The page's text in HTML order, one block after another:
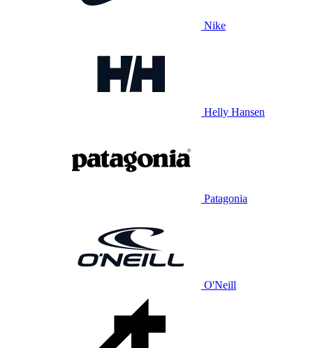
Nike
Helly Hansen
Patagonia
O'Neill